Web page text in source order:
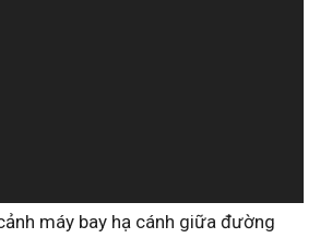
máy bay hạ cánh giữa đường